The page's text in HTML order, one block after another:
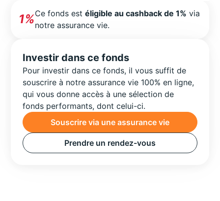
1%Ce fonds estéligible au cashback de 1% via
notre assurance vie.
Investir dans ce fonds
Pour investir dans ce fonds, il vous suffit de
souscrire à notre assurance vie 100% en ligne,
qui vous donne accès à une sélection de
fonds performants, dont celui-ci.
Souscrire via une assurance vie
Prendre un rendez-vous